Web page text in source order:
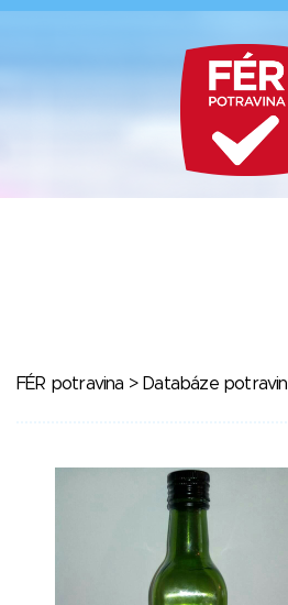
FÉR potravina > Databáze potravin